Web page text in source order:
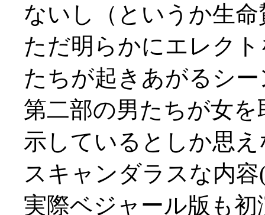
ないし（というか生
ただ明らかにエレク
たちが起きあがるシ
第二部の男たちが女
示しているとしか思
スキャンダラスな内容
実際ベジャール版も